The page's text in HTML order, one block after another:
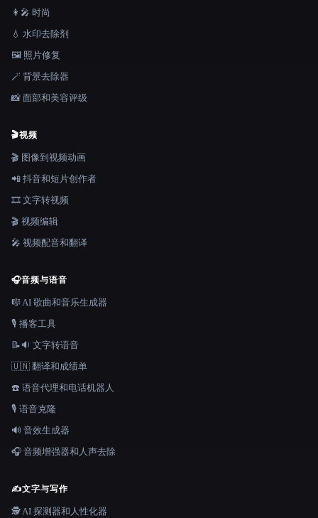
👩‍🎤 时尚
💧 水印去除剂
🖼️ 照片修复
🪄 背景去除器
📸 面部和美容评级
🎬视频
🎬 图像到视频动画
📲 抖音和短片创作者
🎞️ 文字转视频
🎬 视频编辑
🎤 视频配音和翻译
🎧音频与语音
🎼 AI 歌曲和音乐生成器
🎙️ 播客工具
📝🔉 文字转语音
🇺🇳 翻译和成绩单
☎️ 语音代理和电话机器人
🎙️ 语音克隆
🔊 音效生成器
🎧 音频增强器和人声去除
✍️文字与写作
🕵️ AI 探测器和人性化器